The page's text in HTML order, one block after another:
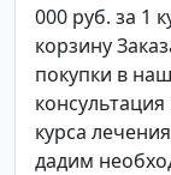
000 руб. за 1
корзину
покупки в
курса
дадим